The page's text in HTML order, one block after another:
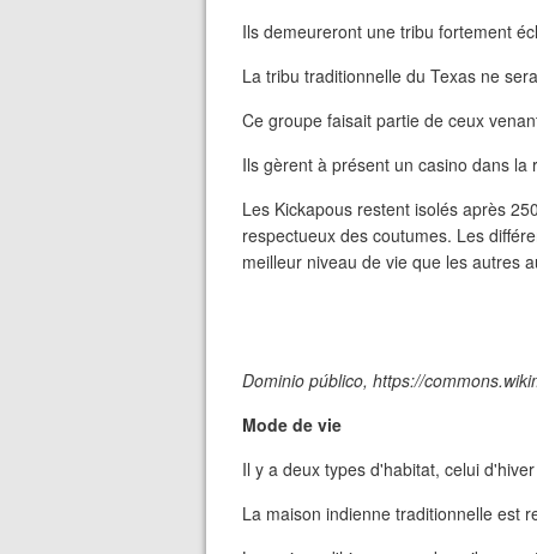
Ils demeureront une tribu fortement
La tribu traditionnelle du Texas ne
Ce groupe faisait partie de ceux
Ils gèrent à présent un casino dans
Les Kickapous restent isolés après
respectueux des coutumes. Les
meilleur niveau de vie que les autres
Dominio público, https://
Mode de vie
Il y a deux types d'habitat, celui
La maison indienne traditionnelle est